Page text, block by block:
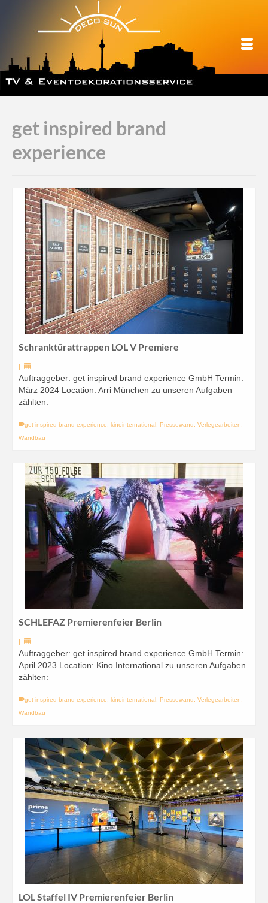
get inspired brand
experience
Schranktürattrappen LOL V Premiere
|
Auftraggeber: get inspired brand experience GmbH Termin:
März 2024 Location: Arri München zu unseren Aufgaben
zählten:
get inspired brand experience kinointernational Pressewand Verlegearbeiten
Wandbau
SCHLEFAZ Premierenfeier Berlin
|
Auftraggeber: get inspired brand experience GmbH Termin:
April 2023 Location: Kino International zu unseren Aufgaben
zählten:
get inspired brand experience kinointernational Pressewand Verlegearbeiten
Wandbau
LOL Staffel IV Premierenfeier Berlin